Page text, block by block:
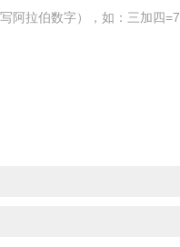
阿拉伯数字），如：三加四=7